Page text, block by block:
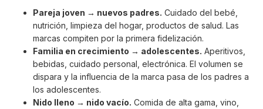
Pareja joven → nuevos padres. Cuidado del bebé,
nutrición, limpieza del hogar, productos de salud. Las
marcas compiten por la primera fidelización.
Familia en crecimiento → adolescentes. Aperitivos,
bebidas, cuidado personal, electrónica. El volumen se
dispara y la influencia de la marca pasa de los padres a
los adolescentes.
Nido lleno → nido vacío. Comida de alta gama, vino,